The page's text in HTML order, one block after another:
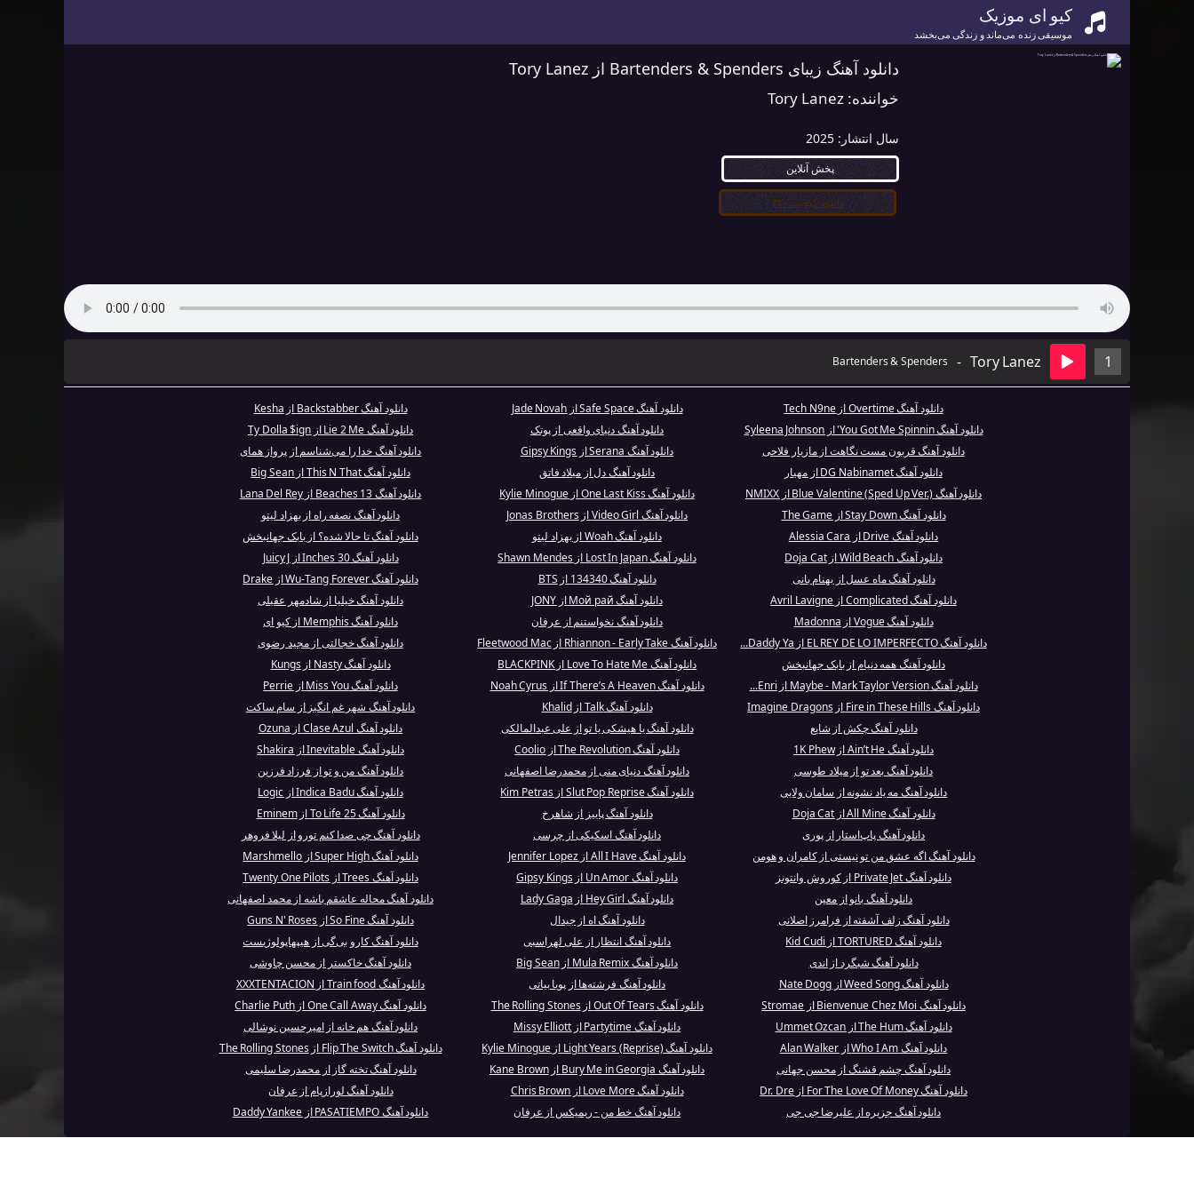
کیو ای موزیک
موسیقی زنده می‌ماند و زندگی می‌بخشد
دانلود آهنگ زیبای Bartenders & Spenders از Tory Lanez
خواننده: Tory Lanez
سال انتشار: 2025
پخش آنلاین
دانلود کیفیت ۳۲۰
1
Tory Lanez
-
Bartenders & Spenders
دانلود آهنگ Overtime از Tech N9ne دانلود آهنگ Safe Space از Jade Novah
دانلود آهنگ Backstabber از Kesha
دانلود آهنگ You Got Me Spinnin' از Syleena Johnson
دانلود آهنگ دنیای واقعی از پوتک
دانلود آهنگ Lie 2 Me از Ty Dolla $ign
دانلود آهنگ قربون مست نگاهت از مازیار فلاحی
دانلود آهنگ Serana از Gipsy Kings
دانلود آهنگ خدا را می‌شناسم از پرواز همای
دانلود آهنگ DG Nabinamet از مهیار
دانلود آهنگ دل از میلاد فاتق
دانلود آهنگ This N That از Big Sean
دانلود آهنگ Blue Valentine (Sped Up Ver.) از NMIXX
دانلود آهنگ One Last Kiss از Kylie Minogue
دانلود آهنگ 13 Beaches از Lana Del Rey
دانلود آهنگ Stay Down از The Game
دانلود آهنگ Video Girl از Jonas Brothers
دانلود آهنگ نصفه راه از بهزاد لیتو
دانلود آهنگ Drive از Alessia Cara
دانلود آهنگ Woah از بهزاد لیتو
دانلود آهنگ تا حالا شده؟ از بابک جهانبخش
دانلود آهنگ Wild Beach از Doja Cat
دانلود آهنگ Lost In Japan از Shawn Mendes
دانلود آهنگ 30 Inches از Juicy J
دانلود آهنگ ماه عسل از بهنام بانی
دانلود آهنگ 134340 از BTS
دانلود آهنگ Wu-Tang Forever از Drake
دانلود آهنگ Complicated از Avril Lavigne
دانلود آهنگ Мой рай از JONY
دانلود آهنگ خیلیا از شادمهر عقیلی
دانلود آهنگ Vogue از Madonna
دانلود آهنگ نخواستنم از عرفان
دانلود آهنگ Memphis از کیو ای
دانلود آهنگ EL REY DE LO IMPERFECTO از Daddy Ya...
دانلود آهنگ Rhiannon - Early Take از Fleetwood Mac
دانلود آهنگ خجالتی از مجید رضوی
دانلود آهنگ همه دنیام از بابک جهانبخش
دانلود آهنگ Love To Hate Me از BLACKPINK
دانلود آهنگ Nasty از Kungs
دانلود آهنگ Maybe - Mark Taylor Version از Enri...
دانلود آهنگ If There’s A Heaven از Noah Cyrus
دانلود آهنگ Miss You از Perrie
دانلود آهنگ Fire in These Hills از Imagine Dragons
دانلود آهنگ Talk از Khalid
دانلود آهنگ شهر غم انگیز از سام ساکت
دانلود آهنگ چکش از شایع
دانلود آهنگ یا هیشکی یا تو از علی عبدالمالکی
دانلود آهنگ Clase Azul از Ozuna
دانلود آهنگ Ain’t He از 1K Phew
دانلود آهنگ The Revolution از Coolio
دانلود آهنگ Inevitable از Shakira
دانلود آهنگ بعد تو از میلاد طوسی
دانلود آهنگ دنیای منی از محمدرضا اصفهانی
دانلود آهنگ من و تو از فرزاد فرزین
دانلود آهنگ مه یاد نشونه از سامان ولایی
دانلود آهنگ Slut Pop Reprise از Kim Petras
دانلود آهنگ Indica Badu از Logic
دانلود آهنگ All Mine از Doja Cat
دانلود آهنگ پاییز از شاهرخ
دانلود آهنگ 25 To Life از Eminem
دانلود آهنگ پاپ‌استار از پوری
دانلود آهنگ اسکیکی از چرسی
دانلود آهنگ چی صدا کنم تورو از لیلا فروهر
دانلود آهنگ اگه عشق من تو نیستی از کامران و هومن
دانلود آهنگ All I Have از Jennifer Lopez
دانلود آهنگ Super High از Marshmello
دانلود آهنگ Private Jet از کوروش وانتونز
دانلود آهنگ Un Amor از Gipsy Kings
دانلود آهنگ Trees از Twenty One Pilots
دانلود آهنگ بانو از معین
دانلود آهنگ Hey Girl از Lady Gaga
دانلود آهنگ محاله عاشقم باشه از محمد اصفهانی
دانلود آهنگ زلف آشفته از فرامرز اصلانی
دانلود آهنگ اه از جیدال
دانلود آهنگ So Fine از Guns N' Roses
دانلود آهنگ TORTURED از Kid Cudi
دانلود آهنگ انتظار از علی لهراسبی
دانلود آهنگ کارو بی‌گی از هیپهاپولوژیست
دانلود آهنگ شبگرد از اندی
دانلود آهنگ Mula Remix از Big Sean
دانلود آهنگ خاکستر از محسن چاوشی
دانلود آهنگ Weed Song از Nate Dogg
دانلود آهنگ فرشته‌ها از پویا بیاتی
دانلود آهنگ Train food از XXXTENTACION
دانلود آهنگ Bienvenue Chez Moi از Stromae
دانلود آهنگ Out Of Tears از The Rolling Stones
دانلود آهنگ One Call Away از Charlie Puth
دانلود آهنگ The Hum از Ummet Ozcan
دانلود آهنگ Partytime از Missy Elliott
دانلود آهنگ هم خانه از امیرحسین نوشالی
دانلود آهنگ Who I Am از Alan Walker
دانلود آهنگ Light Years (Reprise) از Kylie Minogue
دانلود آهنگ Flip The Switch از The Rolling Stones
دانلود آهنگ چشم قشنگ از محسن جهانی
دانلود آهنگ Bury Me in Georgia از Kane Brown
دانلود آهنگ تخته گاز از محمدرضا سلیمی
دانلود آهنگ For The Love Of Money از Dr. Dre
دانلود آهنگ Love More از Chris Brown
دانلود آهنگ لورازپام از عرفان
دانلود آهنگ جزیره از علیرضا جی جی
دانلود آهنگ خط من - ریمیکس از عرفان دانلود آهنگ PASATIEMPO از Daddy Yankee